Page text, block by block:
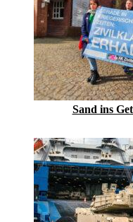
Sand ins